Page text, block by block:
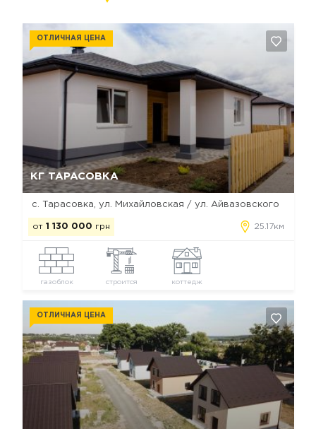
КГ ТАРАСОВКА
ОТЛИЧНАЯ ЦЕНА
с. Тарасовка, ул. Михайловская / ул. Айвазовского
от 1 130 000 грн 25.17км
газоблок строится коттедж
Да, удалить Отмена
ОТЛИЧНАЯ ЦЕНА